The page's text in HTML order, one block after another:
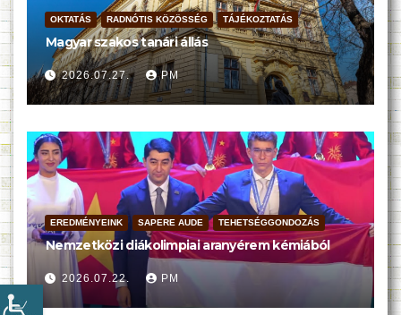
OKTATÁS RADNÓTIS KÖZÖSSÉG TÁJÉKOZTATÁS
Magyar szakos tanári állás
2026.07.27. PM
EREDMÉNYEINK SAPERE AUDE TEHETSÉGGONDOZÁS
Nemzetközi diákolimpiai aranyérem kémiából
2026.07.22. PM